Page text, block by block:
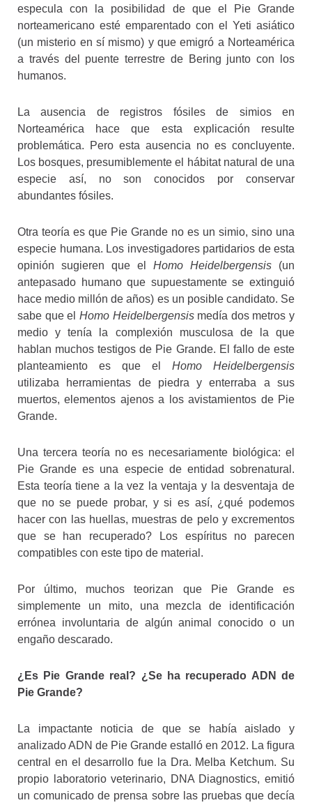
especula con la posibilidad de que el Pie Grande
norteamericano esté emparentado con el Yeti asiático
(un misterio en sí mismo) y que emigró a Norteamérica
a través del puente terrestre de Bering junto con los
humanos.
La ausencia de registros fósiles de simios en
Norteamérica hace que esta explicación resulte
problemática. Pero esta ausencia no es concluyente.
Los bosques, presumiblemente el hábitat natural de una
especie así, no son conocidos por conservar
abundantes fósiles.
Otra teoría es que Pie Grande no es un simio, sino una
especie humana. Los investigadores partidarios de esta
opinión sugieren que el Homo Heidelbergensis (un
antepasado humano que supuestamente se extinguió
hace medio millón de años) es un posible candidato. Se
sabe que el Homo Heidelbergensismedía dos metros y
medio y tenía la complexión musculosa de la que
hablan muchos testigos de Pie Grande. El fallo de este
planteamiento es que el Homo Heidelbergensis
utilizaba herramientas de piedra y enterraba a sus
muertos, elementos ajenos a los avistamientos de Pie
Grande.
Una tercera teoría no es necesariamente biológica: el
Pie Grande es una especie de entidad sobrenatural.
Esta teoría tiene a la vez la ventaja y la desventaja de
que no se puede probar, y si es así, ¿qué podemos
hacer con las huellas, muestras de pelo y excrementos
que se han recuperado? Los espíritus no parecen
compatibles con este tipo de material.
Por último, muchos teorizan que Pie Grande es
simplemente un mito, una mezcla de identificación
errónea involuntaria de algún animal conocido o un
engaño descarado.
¿Es Pie Grande real? ¿Se ha recuperado ADN de
Pie Grande?
La impactante noticia de que se había aislado y
analizado ADN de Pie Grande estalló en 2012. La figura
central en el desarrollo fue la Dra. Melba Ketchum. Su
propio laboratorio veterinario, DNA Diagnostics, emitió
un comunicado de prensa sobre las pruebas que decía